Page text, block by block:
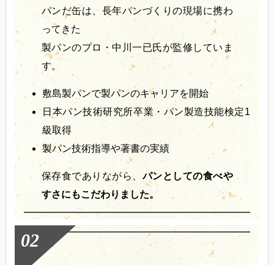
パンだ缶は、長年パンづくりの現場に携わ
ってきた
製パンのプロ・中川一已氏が監修していま
す。
敷島製パンで製パンのキャリアを開始
日本パン技術研究所卒業・パン製造技能検定1
級取得
製パン技術指導や著書の実績
保存食でありながら、パンとしての食べや
すさにもこだわりました。